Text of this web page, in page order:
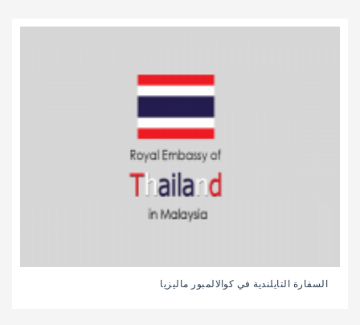
السفارة التايلندية في كوالالمبور ماليزيا